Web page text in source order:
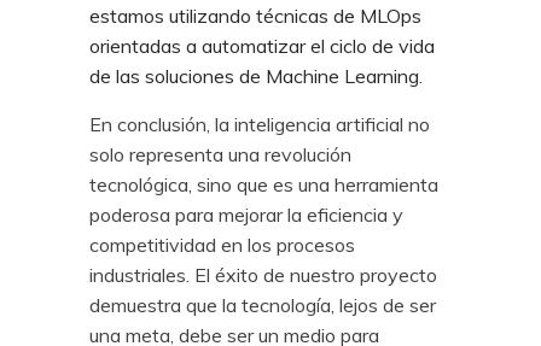
estamos utilizando técnicas de MLOps
orientadas a automatizar el ciclo de vida
de las soluciones de Machine Learning.
En conclusión, la inteligencia artificial no
solo representa una revolución
tecnológica, sino que es una herramienta
poderosa para mejorar la eficiencia y
competitividad en los procesos
industriales. El éxito de nuestro proyecto
demuestra que la tecnología, lejos de ser
una meta, debe ser un medio para